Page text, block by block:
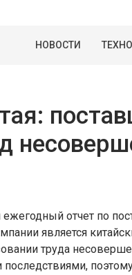
НОВОСТИ
отчет по
является
труда